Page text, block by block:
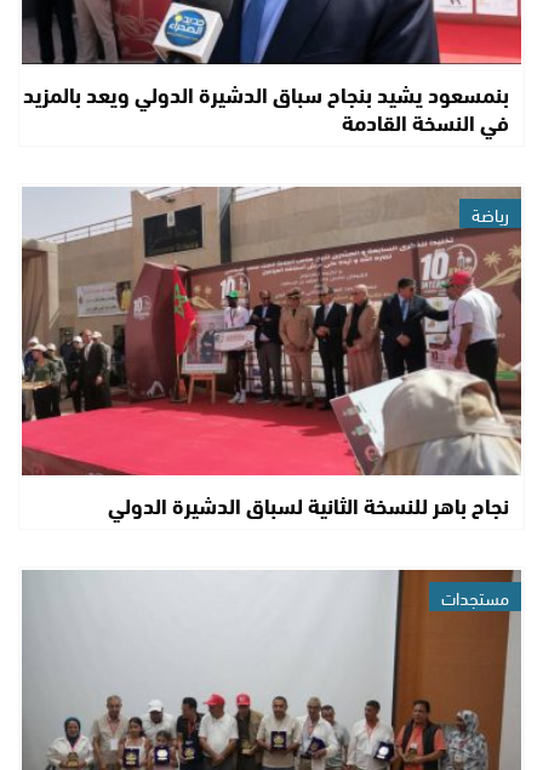
بنمسعود يشيد بنجاح سباق الدشيرة الدولي ويعد بالمزيد
في النسخة القادمة
رياضة
نجاح باهر للنسخة الثانية لسباق الدشيرة الدولي
مستجدات